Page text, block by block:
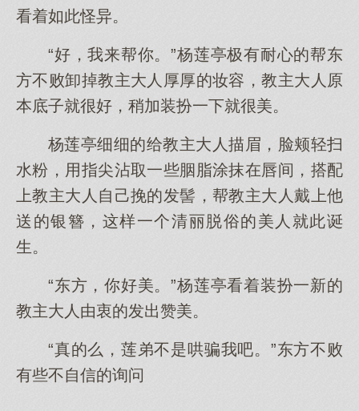
看着如此怪异。
“好，我来帮你。”杨莲亭极有耐心的帮东
方不败卸掉教主大人厚厚的妆容，教主大人原
本底子就很好，稍加装扮一下就很美。
杨莲亭细细的给教主大人描眉，脸颊轻扫
水粉，用指尖沾取一些胭脂涂抹在唇间，搭配
上教主大人自己挽的发髻，帮教主大人戴上他
送的银簪，这样一个清丽脱俗的美人就此诞
生。
“东方，你好美。”杨莲亭看着装扮一新的
教主大人由衷的发出赞美。
“真的么，莲弟不是哄骗我吧。”东方不败
有些不自信的询问